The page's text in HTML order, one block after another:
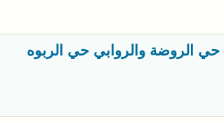
الروضة والروابي حي الربوه